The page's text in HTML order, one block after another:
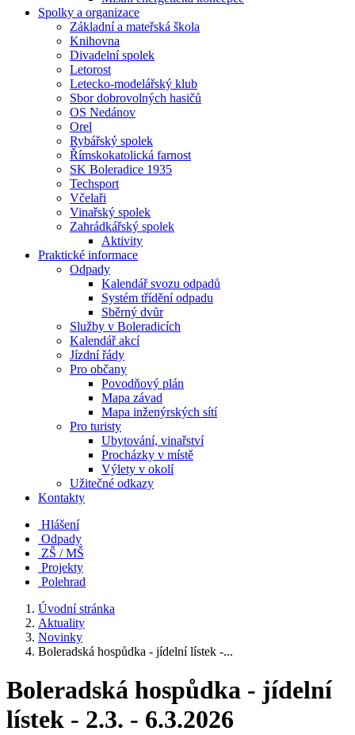
Spolky a organizace
Základní a mateřská škola
Knihovna
Divadelní spolek
Letorost
Letecko-modelářský klub
Sbor dobrovolných hasičů
OS Nedánov
Orel
Rybářský spolek
Římskokatolická farnost
SK Boleradice 1935
Techsport
Včelaři
Vinařský spolek
Zahrádkářský spolek
Aktivity
Praktické informace
Odpady
Kalendář svozu odpadů
Systém třídění odpadu
Sběrný dvůr
Služby v Boleradicích
Kalendář akcí
Jízdní řády
Pro občany
Povodňový plán
Mapa závad
Mapa inženýrských sítí
Pro turisty
Ubytování, vinařství
Procházky v místě
Výlety v okolí
Užitečné odkazy
Kontakty
Hlášení
Odpady
ZŠ / MŠ
Projekty
Polehrad
Úvodní stránka
Aktuality
Novinky
Boleradská hospůdka - jídelní lístek -...
Boleradská hospůdka - jídelní
lístek - 2.3. - 6.3.2026